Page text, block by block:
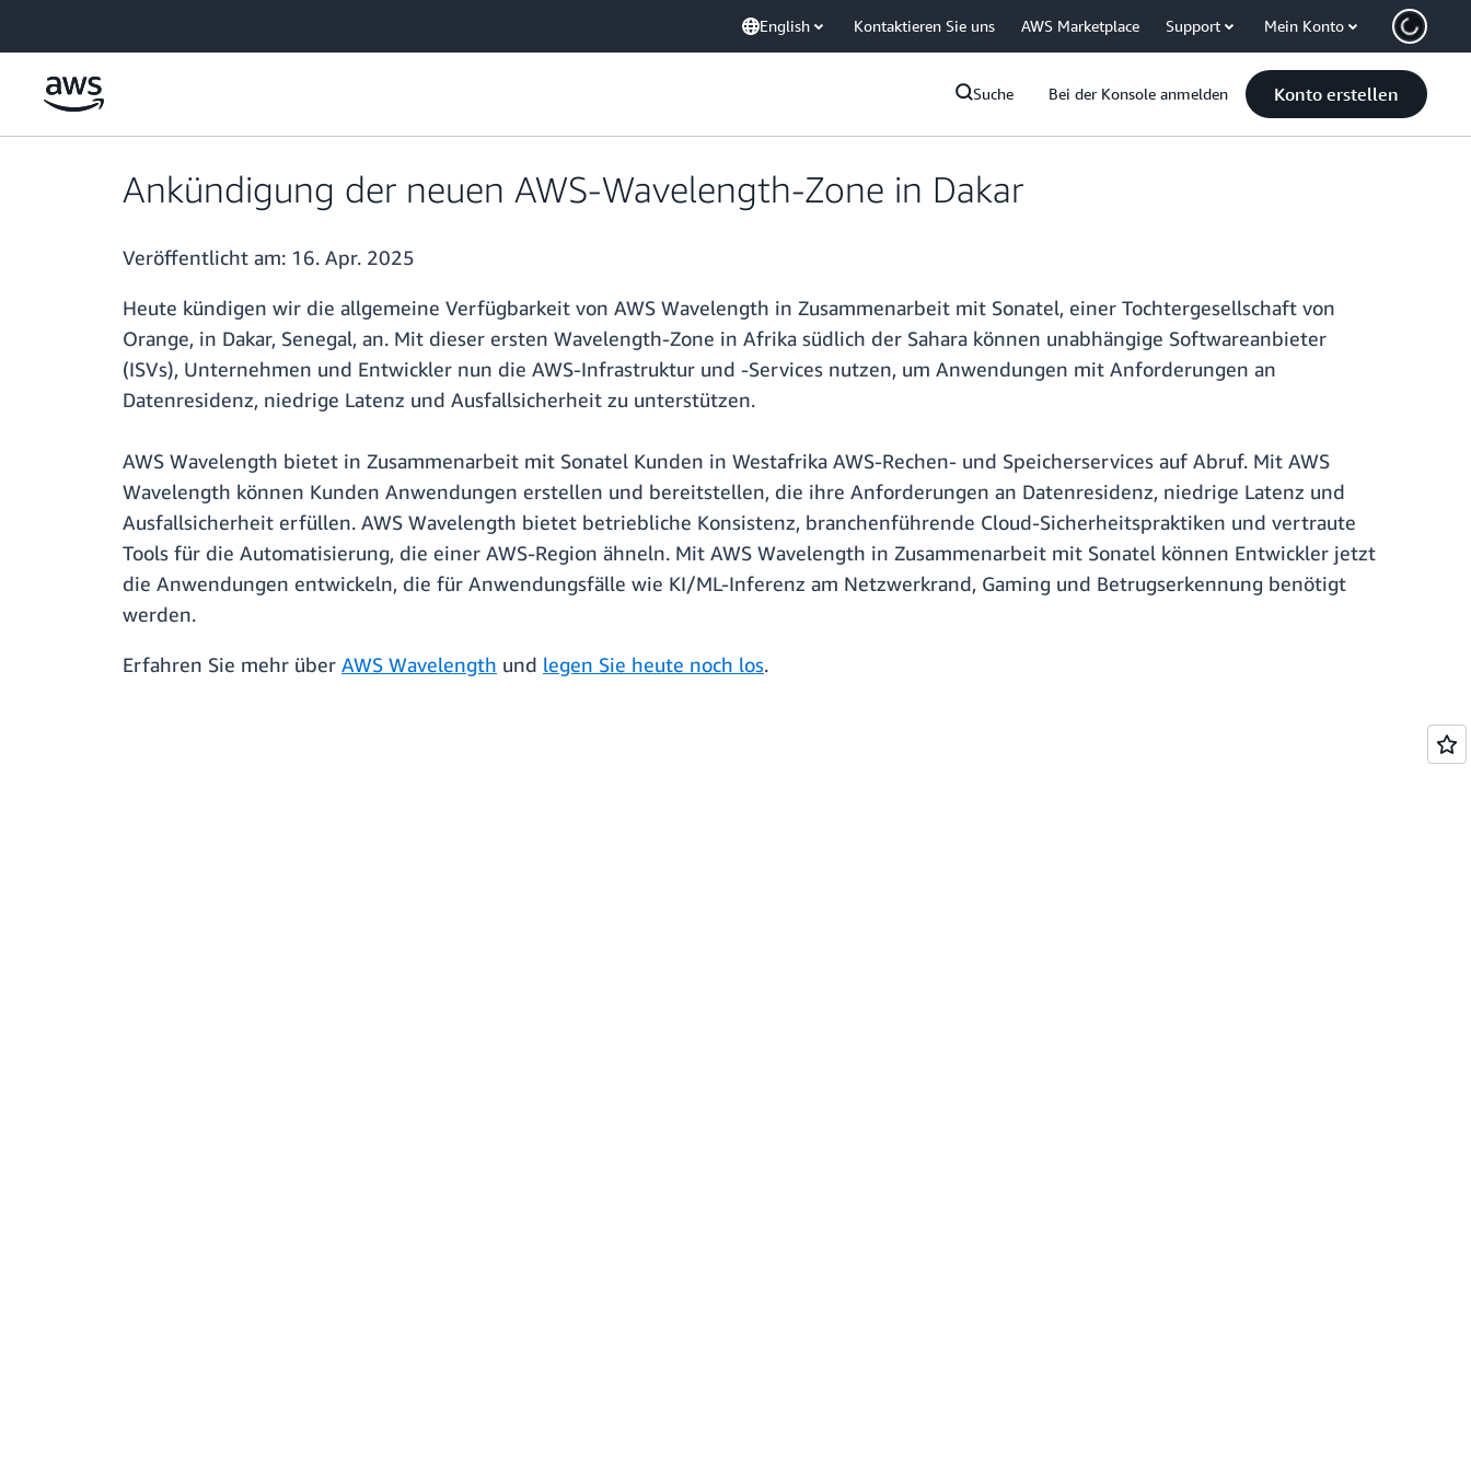
English Kontaktieren Sie uns AWS Marketplace Support Mein Konto
Suche Bei der Konsole anmelden Konto erstellen
Ankündigung der neuen AWS-Wavelength-Zone in Dakar
Veröffentlicht am: 16. Apr. 2025
Heute kündigen wir die allgemeine Verfügbarkeit von AWS Wavelength in Zusammenarbeit mit Sonatel, einer Tochtergesellschaft von
Orange, in Dakar, Senegal, an. Mit dieser ersten Wavelength-Zone in Afrika südlich der Sahara können unabhängige Softwareanbieter
(ISVs), Unternehmen und Entwickler nun die AWS-Infrastruktur und -Services nutzen, um Anwendungen mit Anforderungen an
Datenresidenz, niedrige Latenz und Ausfallsicherheit zu unterstützen.
AWS Wavelength bietet in Zusammenarbeit mit Sonatel Kunden in Westafrika AWS-Rechen- und Speicherservices auf Abruf. Mit AWS
Wavelength können Kunden Anwendungen erstellen und bereitstellen, die ihre Anforderungen an Datenresidenz, niedrige Latenz und
Ausfallsicherheit erfüllen. AWS Wavelength bietet betriebliche Konsistenz, branchenführende Cloud-Sicherheitspraktiken und vertraute
Tools für die Automatisierung, die einer AWS-Region ähneln. Mit AWS Wavelength in Zusammenarbeit mit Sonatel können Entwickler jetzt
die Anwendungen entwickeln, die für Anwendungsfälle wie KI/ML-Inferenz am Netzwerkrand, Gaming und Betrugserkennung benötigt
werden.
Erfahren Sie mehr über AWS Wavelength und legen Sie heute noch los.